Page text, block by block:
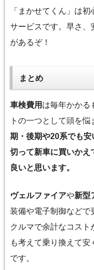
「まかせてくん」は
サービスです。早さ、
があるぞ！
まとめ
車検費用 は毎年かかる
トの一つとして頭を悩
期・後期や20系でも安
切って新車に買いかえ
良いと思います。
ヴェルファイアや新型
装備や電子制御などで
クルマで余計なコスト
も考えて乗り換えて
です。